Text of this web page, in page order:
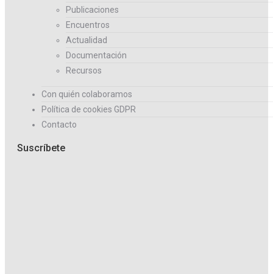
Publicaciones
Encuentros
Actualidad
Documentación
Recursos
Con quién colaboramos
Política de cookies GDPR
Contacto
Suscríbete